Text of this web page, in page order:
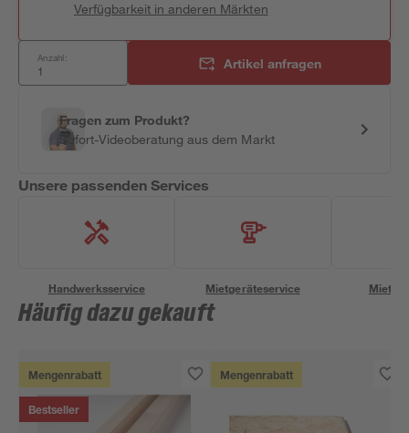
Verfügbarkeit in anderen Märkten
Anzahl: Artikel anfragen
Fragen zum Produkt?
Sofort-Videoberatung aus dem Markt
Unsere passenden Services
Handwerksservice Mietgeräteservice
Häufig dazu gekauft
Mengenrabatt
Bestseller
Mengenrabatt